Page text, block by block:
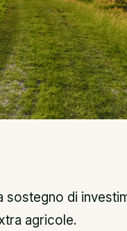
sostegno di
agricole.